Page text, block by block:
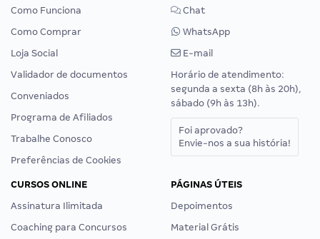
Como Funciona
Como Comprar
Loja Social
Validador de documentos
Conveniados
Programa de Afiliados
Trabalhe Conosco
Preferências de Cookies
Chat
WhatsApp
E-mail
Horário de atendimento:
segunda a sexta (8h às 20h),
sábado (9h às 13h).
Foi aprovado?
Envie-nos a sua história!
CURSOS ONLINE
Assinatura Ilimitada
Coaching para Concursos
PÁGINAS ÚTEIS
Depoimentos
Material Grátis